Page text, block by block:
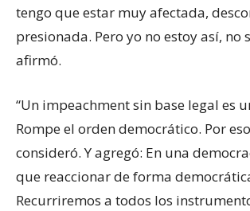
tengo que estar muy afectada,
presionada. Pero yo no estoy así, no
afirmó.
“Un impeachment sin base legal es
Rompe el orden democrático. Por
consideró. Y agregó: En una
que reaccionar de forma
Recurriremos a todos los